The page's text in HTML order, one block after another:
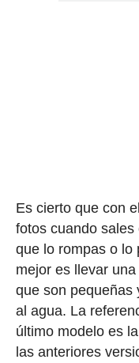
Es cierto que con
fotos cuando
que lo rompas o lo
mejor es llevar
que son pequeñas
al agua. La
último modelo es
las anteriores